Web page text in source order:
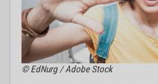
© EdNurg / Adobe Stock